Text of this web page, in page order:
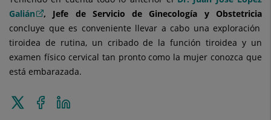
Galián
, Jefe de Servicio de Ginecología y Obstetricia
concluye que es conveniente llevar a cabo una exploración
tiroidea de rutina, un cribado de la función tiroidea y un
examen físico cervical tan pronto como la mujer conozca que
está embarazada.
Enviar
Compartir
en